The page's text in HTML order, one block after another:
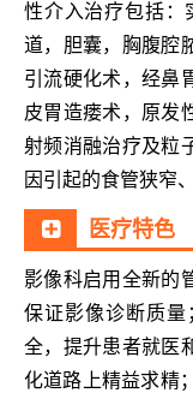
性介入治疗包括：
道，胆囊，胸腹腔
引流硬化术，经鼻
皮胃造瘘术，原发
射频消融治疗及粒
因引起的食管狭窄
医疗特色
影像科启用全新的
保证影像诊断质
全，提升患者就医
化道路上精益求精